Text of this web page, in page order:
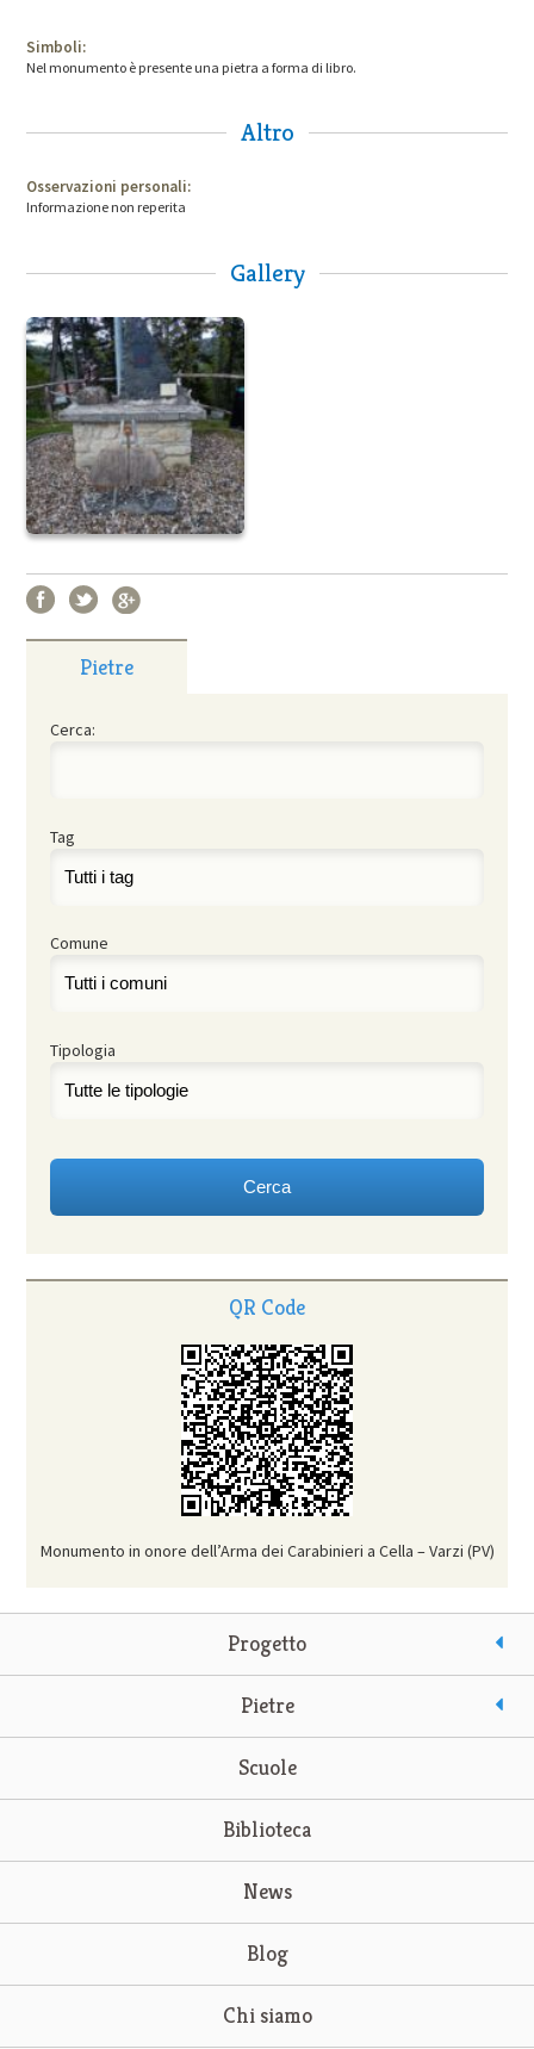
Simboli:
Nel monumento è presente una pietra a forma di libro.
Altro
Osservazioni personali:
Informazione non reperita
Gallery
Pietre
Cerca:
Tag
Comune
Tipologia
QR Code
Monumento in onore dell’Arma dei Carabinieri a Cella – Varzi (PV)
Progetto
Pietre
Scuole
Biblioteca
News
Blog
Chi siamo